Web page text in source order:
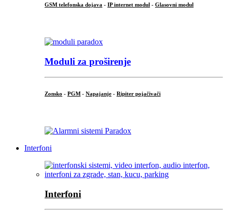
GSM telefonska dojava - IP internet modul - Glasovni modul
Moduli za proširenje
Zonsko - PGM - Napajanje - Ripiter pojačivači
Interfoni
Interfoni